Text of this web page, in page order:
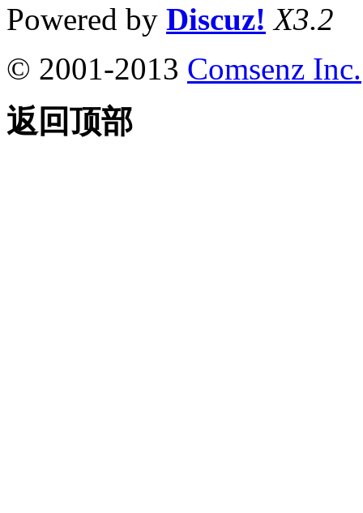
Powered by Discuz! X3.2
© 2001-2013 Comsenz Inc.
返回顶部